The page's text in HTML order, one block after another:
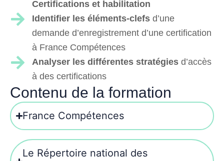
Certifications et habilitation
Identifier les éléments-clefsd’une
demande d’enregistrement d’une certification
à France Compétences
Analyser les différentes stratégiesd’accès
à des certifications
Contenu de la formation
France Compétences
Le Répertoire national des